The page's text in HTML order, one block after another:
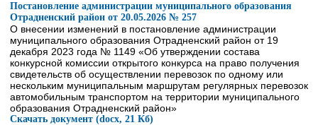
Постановление администрации муниципального образования
Отрадненский район от 20.05.2026 № 257
О внесении изменений в постановление администрации
муниципального образования Отрадненский район от 19
декабря 2023 года № 1149 «Об утверждении состава
конкурсной комиссии открытого конкурса на право получения
свидетельств об осуществлении перевозок по одному или
нескольким муниципальным маршрутам регулярных перевозок
автомобильным транспортом на территории муниципального
образования Отрадненский район»
Скачать документ (docx, 21 Кб)